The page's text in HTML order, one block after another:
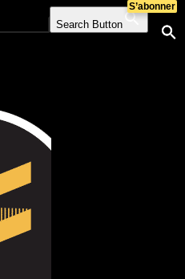
Search Button
S’abonner